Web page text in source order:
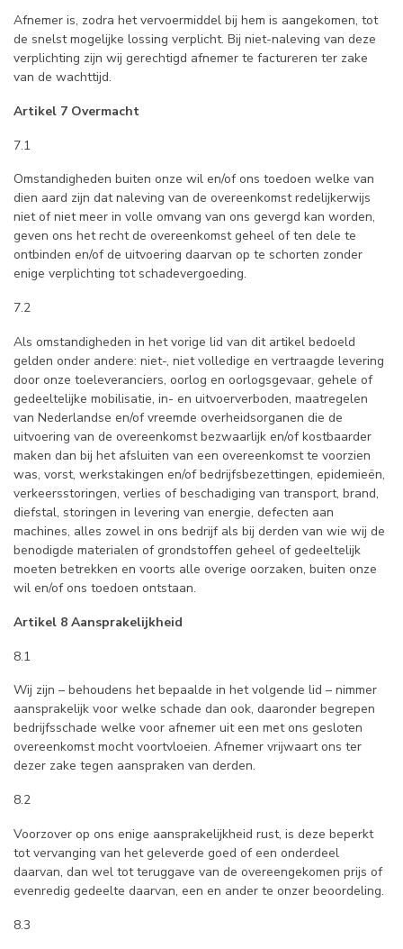
Afnemer is, zodra het vervoermiddel bij hem is aangekomen, tot
de snelst mogelijke lossing verplicht. Bij niet-naleving van deze
verplichting zijn wij gerechtigd afnemer te factureren ter zake
van de wachttijd.
Artikel 7 Overmacht
7.1
Omstandigheden buiten onze wil en/of ons toedoen welke van
dien aard zijn dat naleving van de overeenkomst redelijkerwijs
niet of niet meer in volle omvang van ons gevergd kan worden,
geven ons het recht de overeenkomst geheel of ten dele te
ontbinden en/of de uitvoering daarvan op te schorten zonder
enige verplichting tot schadevergoeding.
7.2
Als omstandigheden in het vorige lid van dit artikel bedoeld
gelden onder andere: niet-, niet volledige en vertraagde levering
door onze toeleveranciers, oorlog en oorlogsgevaar, gehele of
gedeeltelijke mobilisatie, in- en uitvoerverboden, maatregelen
van Nederlandse en/of vreemde overheidsorganen die de
uitvoering van de overeenkomst bezwaarlijk en/of kostbaarder
maken dan bij het afsluiten van een overeenkomst te voorzien
was, vorst, werkstakingen en/of bedrijfsbezettingen, epidemieën,
verkeersstoringen, verlies of beschadiging van transport, brand,
diefstal, storingen in levering van energie, defecten aan
machines, alles zowel in ons bedrijf als bij derden van wie wij de
benodigde materialen of grondstoffen geheel of gedeeltelijk
moeten betrekken en voorts alle overige oorzaken, buiten onze
wil en/of ons toedoen ontstaan.
Artikel 8 Aansprakelijkheid
8.1
Wij zijn – behoudens het bepaalde in het volgende lid – nimmer
aansprakelijk voor welke schade dan ook, daaronder begrepen
bedrijfsschade welke voor afnemer uit een met ons gesloten
overeenkomst mocht voortvloeien. Afnemer vrijwaart ons ter
dezer zake tegen aanspraken van derden.
8.2
Voorzover op ons enige aansprakelijkheid rust, is deze beperkt
tot vervanging van het geleverde goed of een onderdeel
daarvan, dan wel tot teruggave van de overeengekomen prijs of
evenredig gedeelte daarvan, een en ander te onzer beoordeling.
8.3